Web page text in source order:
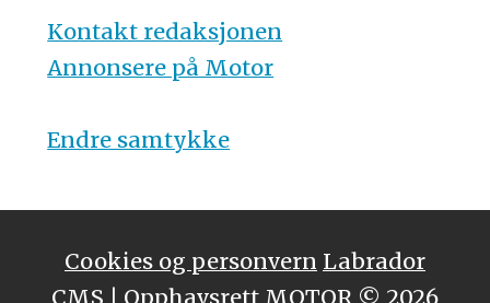
Kontakt redaksjonen
Annonsere på Motor
Endre samtykke
Cookies og personvern Labrador
CMS | Opphavsrett MOTOR © 2026